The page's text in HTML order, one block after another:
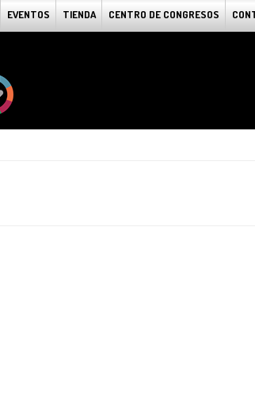
EVENTOS TIENDA CENTRO DE CONGRESOS